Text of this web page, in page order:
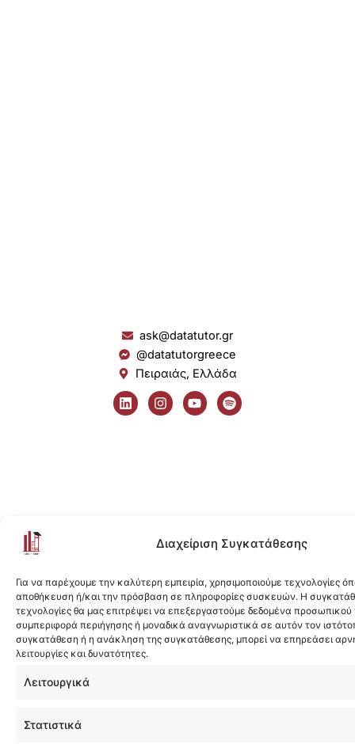
Διαχείριση Συγκατάθεσης
Για να παρέχουμε την καλύτερη εμπειρία, χρησιμοποιούμε τεχνολογίες
αποθήκευση ή/και την πρόσβαση σε πληροφορίες συσκευών. Η
τεχνολογίες θα μας επιτρέψει να επεξεργαστούμε δεδομένα
συμπεριφορά περιήγησης ή μοναδικά αναγνωριστικά σε αυτόν τον
συγκατάθεση ή η ανάκληση της συγκατάθεσης, μπορεί να επηρεάσει
λειτουργίες και δυνατότητες.
Λειτουργικά
Στατιστικά
ask@datatutor.gr
@datatutorgreece
Πειραιάς, Ελλάδα
L
i
n
I
n
s
Y
o
u
S
p
o